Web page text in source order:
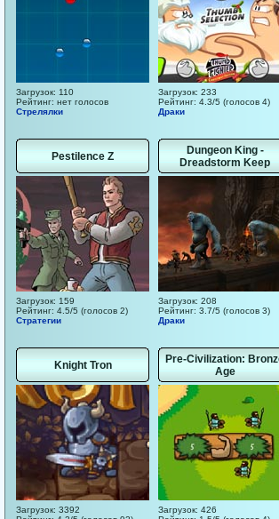
Загрузок: 110
Рейтинг: нет голосов
Стрелялки
Загрузок: 233
Рейтинг: 4.3/5 (голосов 4)
Драки
Pestilence Z
Загрузок: 159
Рейтинг: 4.5/5 (голосов 2)
Стратегии
Dungeon King -
Dreadstorm Keep
Загрузок: 208
Рейтинг: 3.7/5 (голосов 3)
Драки
Knight Tron
Загрузок: 3392
Pre-Civilization:
Age
Загрузок: 426